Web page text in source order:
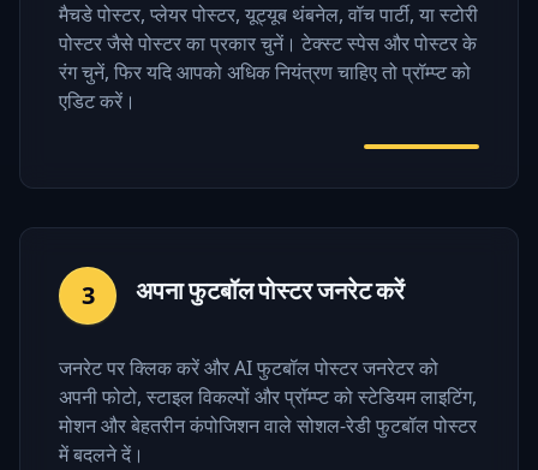
मैचडे पोस्टर, प्लेयर पोस्टर, यूट्यूब थंबनेल, वॉच पार्टी, या स्टोरी
पोस्टर जैसे पोस्टर का प्रकार चुनें। टेक्स्ट स्पेस और पोस्टर के
रंग चुनें, फिर यदि आपको अधिक नियंत्रण चाहिए तो प्रॉम्प्ट को
एडिट करें।
3 अपना फुटबॉल पोस्टर जनरेट करें
जनरेट पर क्लिक करें और AI फुटबॉल पोस्टर जनरेटर को
अपनी फोटो, स्टाइल विकल्पों और प्रॉम्प्ट को स्टेडियम लाइटिंग,
मोशन और बेहतरीन कंपोजिशन वाले सोशल-रेडी फुटबॉल पोस्टर
में बदलने दें।